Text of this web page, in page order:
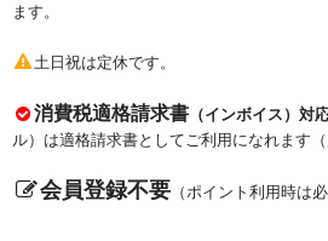
トナー・ドラム交換・修理
プリンタ補償
貴社都合返品
動画で分かる
ます。
土日祝は定休です。
消費税適格請求書 （インボイス）対
ル）は適格請求書としてご利用になれます（
会員登録不要 （ポイント利用時は必